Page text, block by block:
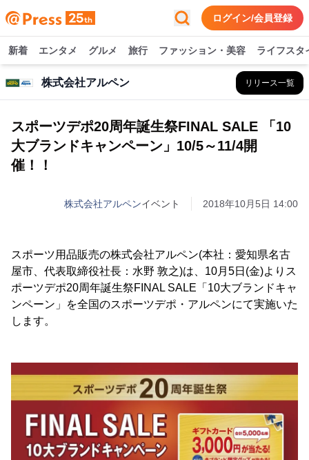
ログイン/会員登録
新着 エンタメ グルメ 旅行 ファッション・美容 ライフスタ
株式会社アルペン リリース一覧
スポーツデポ20周年誕生祭FINAL SALE 「10
大ブランドキャンペーン」10/5～11/4開
催！！
株式会社アルペンイベント 2018年10月5日 14:00
スポーツ用品販売の株式会社アルペン(本社：愛知県名古
屋市、代表取締役社長：水野 敦之)は、10月5日(金)よりス
ポーツデポ20周年誕生祭FINAL SALE「10大ブランドキャ
ンペーン」を全国のスポーツデポ・アルペンにて実施いた
します。